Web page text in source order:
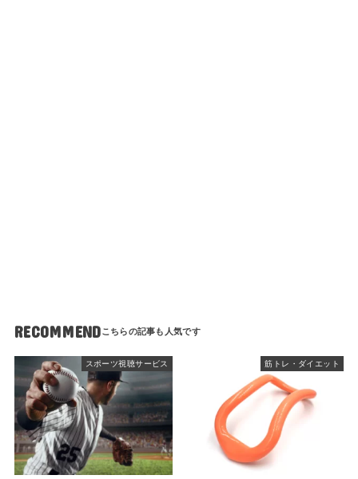
RECOMMEND
スポーツ視聴サービス 筋トレ・ダイエット